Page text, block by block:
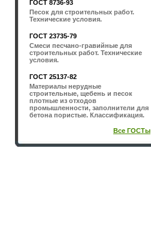
ГОСТ 8736-93
Песок для строительных работ.
Технические условия.
ГОСТ 23735-79
Смеси песчано-гравийные для
строительных работ. Технические
условия.
ГОСТ 25137-82
Материалы нерудные
строительные, щебень и песок
плотные из отходов
промышленности, заполнители для
бетона пористые. Классификация.
Все ГОСТы